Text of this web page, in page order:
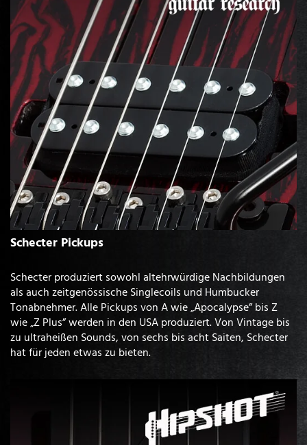
Schecter Pickups
Schecter produziert sowohl altehrwürdige Nachbildungen
als auch zeitgenössische Singlecoils und Humbucker
Tonabnehmer. Alle Pickups von A wie „Apocalypse” bis Z
wie „Z Plus” werden in den USA produziert. Von Vintage bis
zu ultraheißen Sounds, von sechs bis acht Saiten, Schecter
hat für jeden etwas zu bieten.